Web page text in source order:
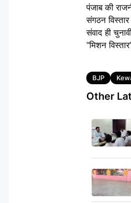
पंजाब की
संगठन
संवाद ही
“मिशन
Tags
BJP
Other